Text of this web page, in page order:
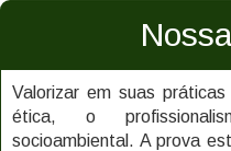
Valorizar em suas
ética, o
socioambiental. A prova